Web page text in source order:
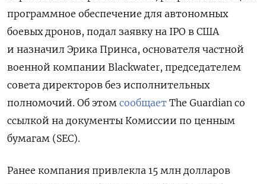
программное обеспечение для автономных
боевых дронов, подал заявку на IPO в США
и назначил Эрика Принса, основателя частной
военной компании Blackwater, председателем
совета директоров без исполнительных
полномочий. Об этом сообщает The Guardian со
ссылкой на документы Комиссии по ценным
бумагам (SEC).
Ранее компания привлекла 15 млн долларов